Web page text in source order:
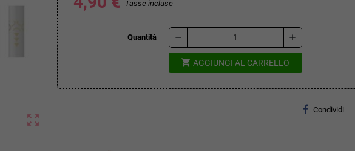
zoom_out_map
Tasse incluse
Quantità remove add
shopping_cart AGGIUNGI AL CARRELLO
Condividi